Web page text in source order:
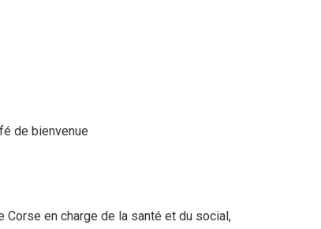
de bienvenue
Corse en charge de la santé et du social,